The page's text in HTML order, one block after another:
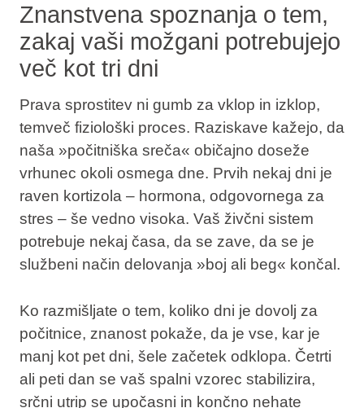
Znanstvena spoznanja o tem,
zakaj vaši možgani potrebujejo
več kot tri dni
Prava sprostitev ni gumb za vklop in izklop,
temveč fiziološki proces. Raziskave kažejo, da
naša »počitniška sreča« običajno doseže
vrhunec okoli osmega dne. Prvih nekaj dni je
raven kortizola – hormona, odgovornega za
stres – še vedno visoka. Vaš živčni sistem
potrebuje nekaj časa, da se zave, da se je
službeni način delovanja »boj ali beg« končal.
Ko razmišljate o tem, koliko dni je dovolj za
počitnice, znanost pokaže, da je vse, kar je
manj kot pet dni, šele začetek odklopa. Četrti
ali peti dan se vaš spalni vzorec stabilizira,
srčni utrip se upočasni in končno nehate